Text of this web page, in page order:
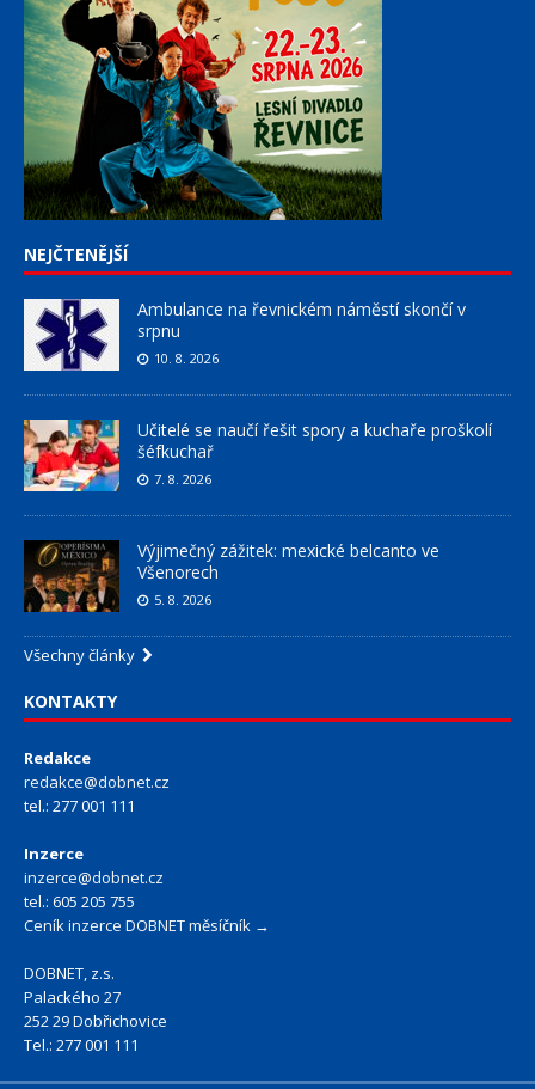
NEJČTENĚJŠÍ
Ambulance na řevnickém náměstí skončí v
srpnu
10. 8. 2026
Učitelé se naučí řešit spory a kuchaře proškolí
šéfkuchař
7. 8. 2026
Výjimečný zážitek: mexické belcanto ve
Všenorech
5. 8. 2026
Všechny články
KONTAKTY
Redakce
redakce@dobnet.cz
tel.: 277 001 111
Inzerce
inzerce@dobnet.cz
tel.: 605 205 755
Ceník inzerce DOBNET měsíčník →
DOBNET, z.s.
Palackého 27
252 29 Dobřichovice
Tel.: 277 001 111